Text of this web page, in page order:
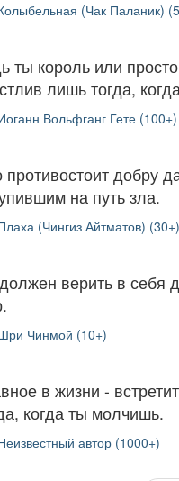
(Чак Паланик)
ты король или
лишь тогда,
Вольфганг Гете (100+)
противостоит добру
на путь зла.
(Чингиз Айтматов) (30+)
верить в себя
Чинмой (10+)
в жизни -
когда ты молчишь.
автор (1000+)